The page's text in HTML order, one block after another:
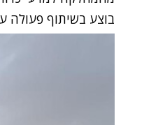
בוצע בשיתוף פעולה